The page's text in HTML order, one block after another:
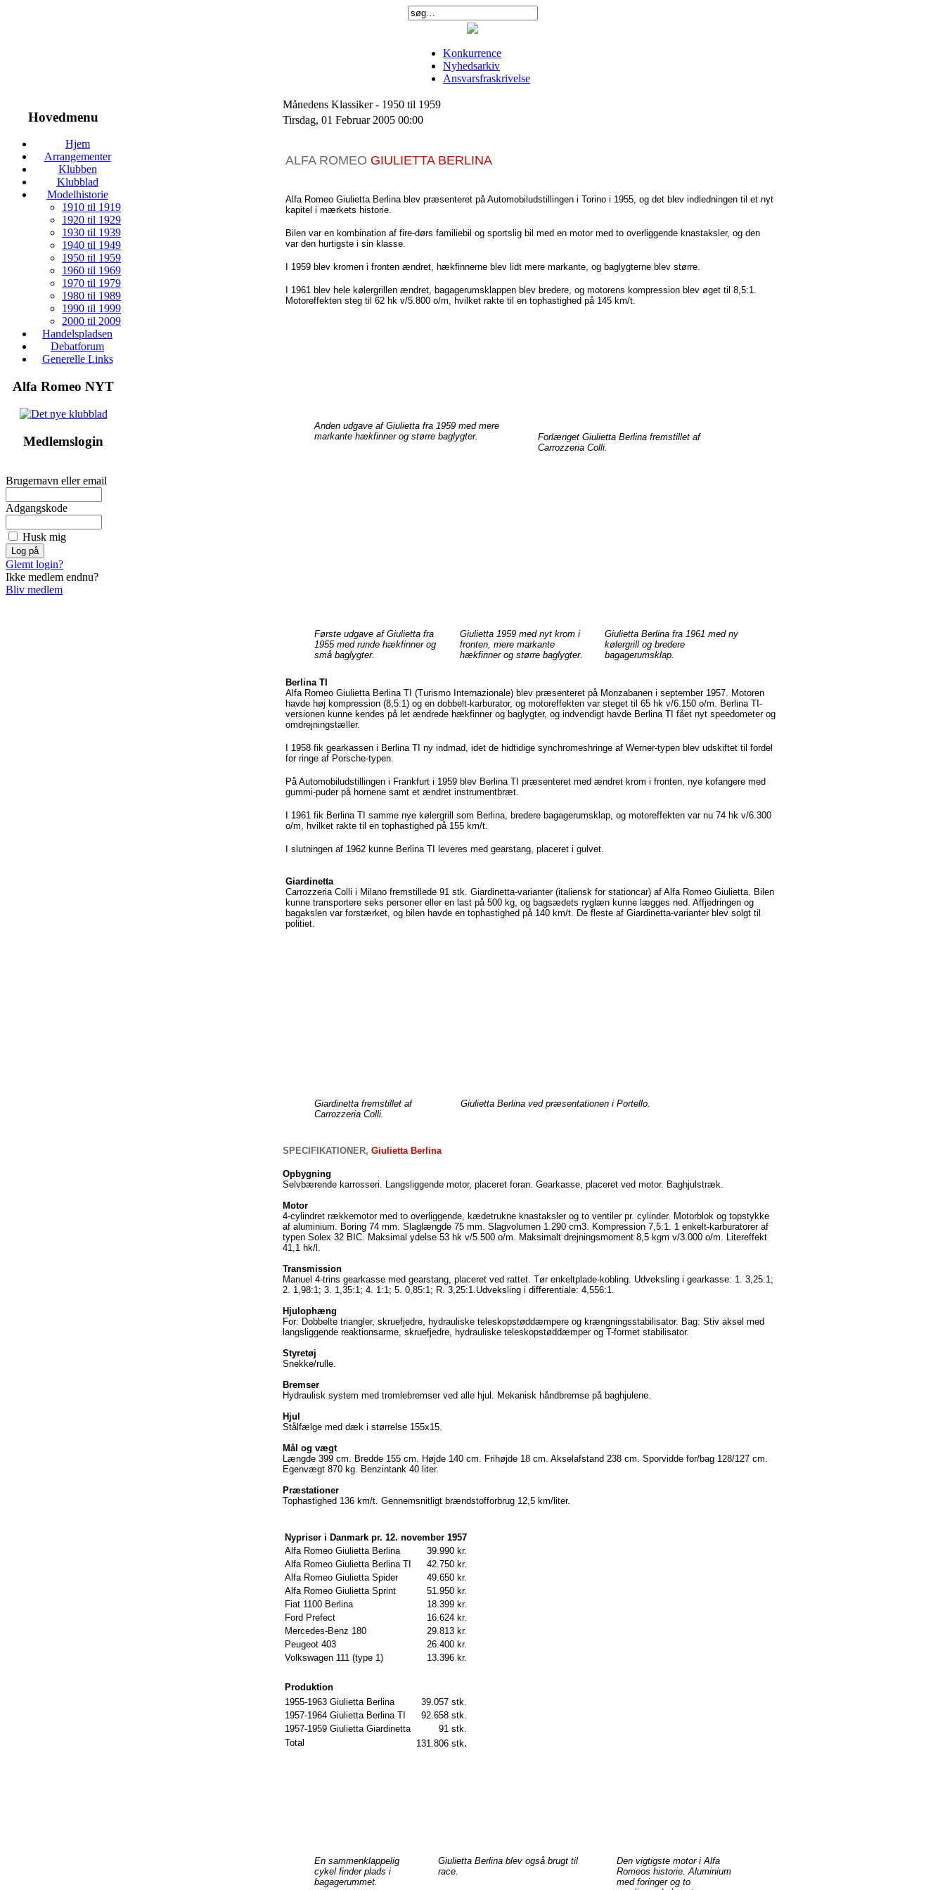
Konkurrence
Nyhedsarkiv
Ansvarsfraskrivelse
Hovedmenu
Hjem
Arrangementer
Klubben
Klubblad
Modelhistorie
1910 til 1919
1920 til 1929
1930 til 1939
1940 til 1949
1950 til 1959
1960 til 1969
1970 til 1979
1980 til 1989
1990 til 1999
2000 til 2009
Handelspladsen
Debatforum
Generelle Links
Alfa Romeo NYT
Medlemslogin
Brugernavn eller email
Adgangskode
Husk mig
Glemt login?
Ikke medlem endnu?
Bliv medlem
Månedens Klassiker - 1950 til 1959
Tirsdag, 01 Februar 2005 00:00
ALFA ROMEO GIULIETTA BERLINA
Alfa Romeo Giulietta Berlina blev præsenteret på Automobiludstillingen i Torino i 1955, og det blev indledningen til et nyt
kapitel i mærkets historie.
Bilen varen kombination af fire-dørs familiebil og sportslig bil med en motor med to overliggende knastaksler, og den
varden hurtigste i sin klasse.
I 1959 blev kromen i fronten ændret, hækfinnerne blev lidt mere markante, og baglygterne blev større.
I 1961 blev hele kølergrillen ændret, bagagerumsklappen blev bredere, og motorens kompression blev øget til 8,5:1.
Motoreffekten steg til 62 hk v/5.800 o/m, hvilket rakte til en tophastighed på145 km/t.
Anden udgave af Giulietta fra 1959 med mere
markante hækfinner og større baglygter. Forlænget Giulietta Berlina fremstillet af
Carrozzeria Colli.
Første udgave af Giulietta fra
1955 med runde hækfinner og
små baglygter.
Giulietta 1959 med nyt krom i
fronten, mere markante
hækfinner og større baglygter.
Giulietta Berlina fra 1961 med ny
kølergrill og bredere
bagagerumsklap.
Berlina TI
Alfa Romeo Giulietta Berlina TI (Turismo Internazionale) blev præsenteret på Monzabanen i september 1957. Motoren
havde høj kompression (8,5:1) og en dobbelt-karburator, og motoreffekten var steget til 65 hk v/6.150 o/m. Berlina TI-
versionen kunne kendes på let ændrede hækfinner og baglygter, og indvendigt havde Berlina TI fået nyt speedometer og
omdrejningstæller.
I 1958 fik gearkassen i Berlina TI ny indmad, idet de hidtidige synchromeshringe af Werner-typen blev udskiftet til fordel
for ringe af Porsche-typen.
På Automobiludstillingen i Frankfurt i 1959 blev Berlina TI præsenteret med ændret krom i fronten, nye kofangere med
gummi-puder på hornene samt et ændret instrumentbræt.
I 1961 fik Berlina TI samme nye kølergrill som Berlina, bredere bagagerumsklap, og motoreffekten var nu 74 hk v/6.300
o/m, hvilket rakte til en tophastighed på 155 km/t.
I slutningen af 1962 kunne Berlina TI leveres med gearstang, placeret i gulvet.
Giardinetta
Carrozzeria Colli i Milano fremstillede 91 stk. Giardinetta-varianter (italiensk for stationcar) af Alfa Romeo Giulietta. Bilen
kunne transportere seks personer eller en last på 500 kg, og bagsædets ryglæn kunne lægges ned. Affjedringen og
bagakslen var forstærket, og bilen havde en tophastighed på 140 km/t. De fleste af Giardinetta-varianter blev solgt til
politiet.
Giardinetta fremstillet af
Carrozzeria Colli.
Giulietta Berlina ved præsentationen i Portello.
SPECIFIKATIONER, Giulietta Berlina
Opbygning
Selvbærende karrosseri. Langsliggende motor, placeret foran. Gearkasse, placeret ved motor. Baghjulstræk.
Motor
4-cylindret rækkemotor med to overliggende, kædetrukne knastaksler og to ventiler pr. cylinder. Motorblok og topstykke
af aluminium. Boring 74 mm. Slaglængde 75 mm. Slagvolumen 1.290 cm3. Kompression 7,5:1. 1 enkelt-karburatorer af
typen Solex 32 BIC. Maksimal ydelse 53 hk v/5.500 o/m. Maksimalt drejningsmoment 8,5 kgm v/3.000 o/m. Litereffekt
41,1 hk/l.
Transmission
Manuel 4-trins gearkasse med gearstang, placeret ved rattet. Tør enkeltplade-kobling. Udveksling i gearkasse: 1. 3,25:1;
2. 1,98:1; 3. 1,35:1; 4. 1:1; 5. 0,85:1; R. 3,25:1.Udveksling i differentiale: 4,556:1.
Hjulophæng
For: Dobbelte triangler, skruefjedre, hydrauliske teleskopstøddæmpere og krængningsstabilisator. Bag: Stiv aksel med
langsliggende reaktionsarme, skruefjedre, hydrauliske teleskopstøddæmper og T-formet stabilisator.
Styretøj
Snekke/rulle.
Bremser
Hydraulisk system med tromlebremser ved alle hjul. Mekanisk håndbremse på baghjulene.
Hjul
Stålfælge med dæk i størrelse 155x15.
Mål og vægt
Længde 399 cm. Bredde 155 cm. Højde 140 cm. Frihøjde 18 cm. Akselafstand 238 cm. Sporvidde for/bag 128/127 cm.
Egenvægt 870 kg. Benzintank 40 liter.
Præstationer
Tophastighed 136 km/t. Gennemsnitligt brændstofforbrug 12,5 km/liter.
Nypriser i Danmark pr. 12. november 1957
Alfa Romeo Giulietta Berlina
39.990 kr.
Alfa Romeo Giulietta Berlina TI
42.750 kr.
Alfa Romeo Giulietta Spider
49.650 kr.
Alfa Romeo Giulietta Sprint
51.950 kr.
Fiat 1100 Berlina
18.399 kr.
Ford Prefect
16.624 kr.
Mercedes-Benz 180
29.813 kr.
Peugeot 403
26.400 kr.
Volkswagen 111 (type 1)
13.396 kr.
Produktion
1955-1963 Giulietta Berlina
39.057 stk.
1957-1964 Giulietta Berlina TI
92.658 stk.
1957-1959 Giulietta Giardinetta
91 stk.
Total
131.806 stk.
En sammenklappelig
cykel finder plads i
bagagerummet.
Giulietta Berlina blev også brugt til
race.
Den vigtigste motor i Alfa
Romeos historie. Aluminium
med foringer og to